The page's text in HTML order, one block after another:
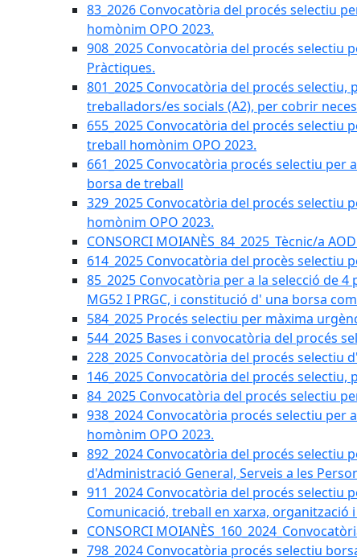
83_2026 Convocatòria del procés selectiu
homònim OPO 2023.
908_2025 Convocatòria del procés selectiu
Pràctiques.
801_2025 Convocatòria del procés
treballadors/es socials (A2), per cobrir
655_2025 Convocatòria del procés
treball homònim OPO 2023.
661_2025 Convocatòria procés selectiu
borsa de treball
329_2025 Convocatòria del procés
homònim OPO 2023.
CONSORCI MOIANÈS_84_2025_Tècnic/a
614_2025 Convocatòria del procès
85_2025 Convocatòria per a la selecció de
MG52 I PRGC, i constitució d' una borsa
584_2025 Procés selectiu per màxima
544_2025 Bases i convocatòria del procés
228_2025 Convocatòria del procés
146_2025 Convocatòria del procés
84_2025 Convocatòria del procés selectiu
938_2024 Convocatòria procés selectiu
homònim OPO 2023.
892_2024 Convocatòria del procés
d'Administració General, Serveis a les
911_2024 Convocatòria del procés
Comunicació, treball en xarxa,
CONSORCI
798_2024 Convocatòria procés selectiu